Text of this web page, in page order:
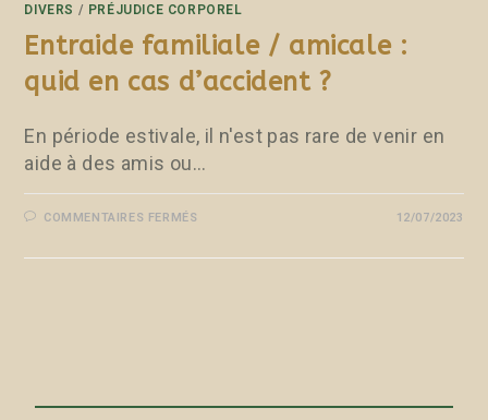
DIVERS / PRÉJUDICE CORPOREL
Entraide familiale / amicale :
quid en cas d’accident ?
En période estivale, il n'est pas rare de venir en
aide à des amis ou…
COMMENTAIRES FERMÉS 12/07/2023